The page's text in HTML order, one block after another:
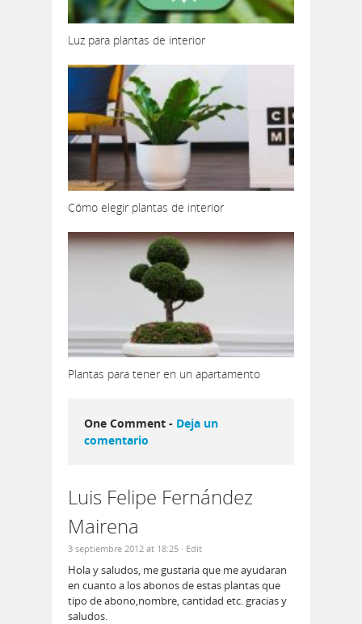
Luz para plantas de interior
Cómo elegir plantas de interior
Plantas para tener en un apartamento
One Comment - Deja un
comentario
Luis Felipe Fernández
Mairena
3 septiembre 2012 at 18:25 · Edit
Hola y saludos, me gustaria que me ayudaran
en cuanto a los abonos de estas plantas que
tipo de abono,nombre, cantidad etc. gracias y
saludos.